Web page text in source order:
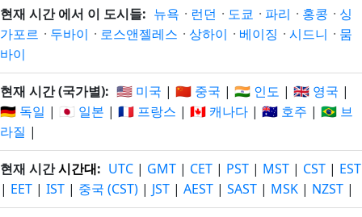
현재 시간 에서 이 도시들: 뉴욕 · 런던 · 도쿄 · 파리 · 홍콩 · 싱
가포르 · 두바이 · 로스앤젤레스 · 상하이 · 베이징 · 시드니 · 뭄
바이
현재 시간 (국가별): 🇺🇸 미국 | 🇨🇳 중국 | 🇮🇳 인도 | 🇬🇧 영국 |
🇩🇪 독일 | 🇯🇵 일본 | 🇫🇷 프랑스 | 🇨🇦 캐나다 | 🇦🇺 호주 | 🇧🇷 브
라질 |
현재 시간시간대: UTC | GMT | CET | PST | MST | CST | EST
| EET | IST | 중국 (CST) | JST | AEST | SAST | MSK | NZST |